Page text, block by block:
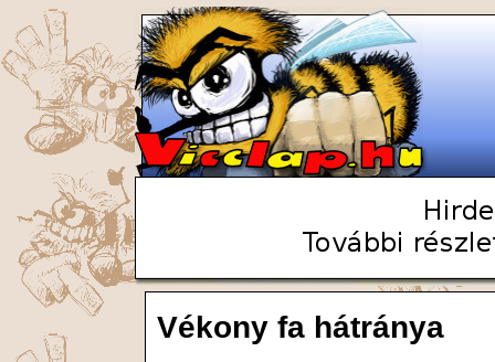
Vékony fa hátránya